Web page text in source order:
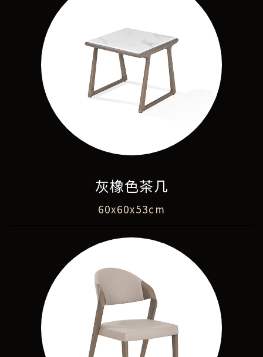
灰橡色茶几
60x60x53cm